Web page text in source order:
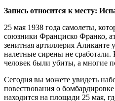
Запись относится к месту:
25 мая 1938 года самолеты,
союзники Франциско Франко,
зенитная артиллерия Аликанте
налетные сирены не сработали.
человек были убиты, а многие
Сегодня вы можете увидеть
повествования о
находится на площади 25 мая,